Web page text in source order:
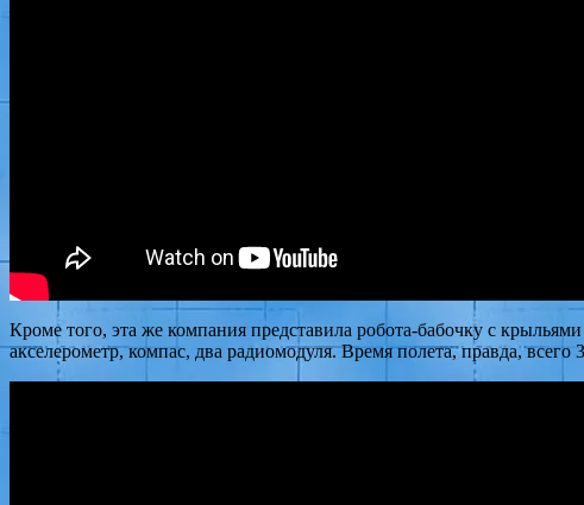
Кроме того, эта же компания представила робота-бабочку с
акселерометр, компас, два радиомодуля. Время полета, правда, всего